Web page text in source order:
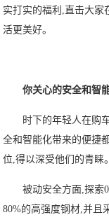
实打实的福利,直击大家
活更美好。
你关心的安全和智
时下的年轻人在购
全和智能化带来的便捷
位,得以深受他们的青睐。
被动安全方面,探索
80%的高强度钢材,并且